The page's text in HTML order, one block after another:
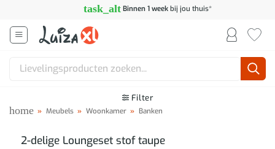
inhoud
task_alt Binnen 1 weekbij jou thuis*
Zoeken
Filter
home » Meubels » Woonkamer » Banken
2-delige Loungeset stof taupe